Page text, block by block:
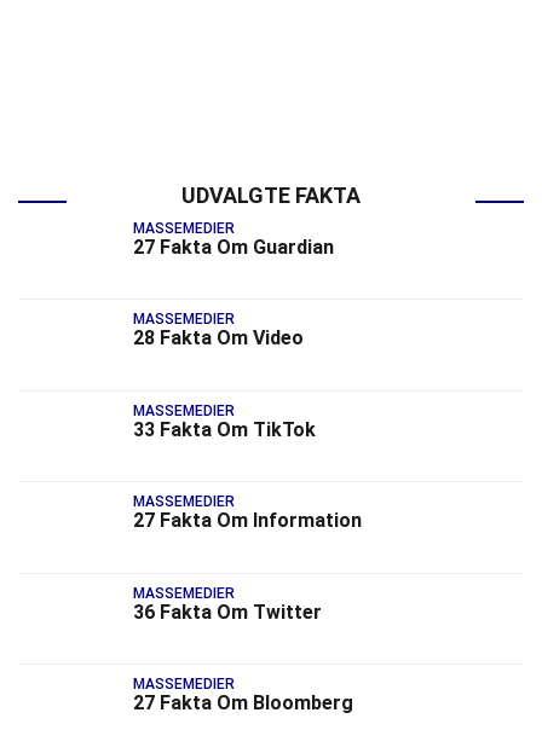
UDVALGTE FAKTA
MASSEMEDIER
27 Fakta Om Guardian
MASSEMEDIER
28 Fakta Om Video
MASSEMEDIER
33 Fakta Om TikTok
MASSEMEDIER
27 Fakta Om Information
MASSEMEDIER
36 Fakta Om Twitter
MASSEMEDIER
27 Fakta Om Bloomberg